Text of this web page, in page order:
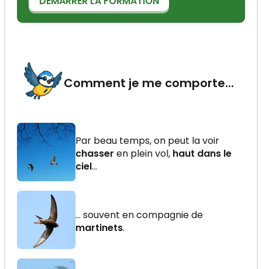
Comment je me comporte...
Par beau temps, on peut la voir
chasser en plein vol, haut dans le
ciel...
... souvent en compagnie de
martinets.